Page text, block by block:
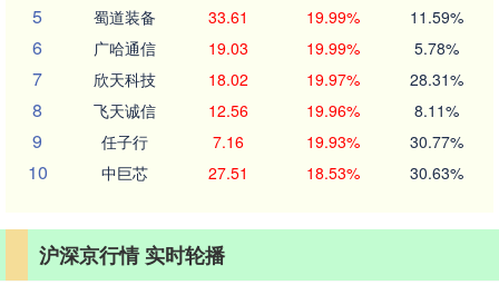
5 蜀道装备 33.61 19.99% 11.59%
6 广哈通信 19.03 19.99% 5.78%
7 欣天科技 18.02 19.97% 28.31%
8 飞天诚信 12.56 19.96% 8.11%
9 任子行 7.16 19.93% 30.77%
10 中巨芯 27.51 18.53% 30.63%
沪深京行情 实时轮播